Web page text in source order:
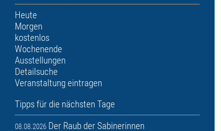
Heute
Morgen
kostenlos
Wochenende
Ausstellungen
Detailsuche
Veranstaltung eintragen
Tipps für die nächsten Tage
08.08.2026 Der Raub der Sabinerinnen